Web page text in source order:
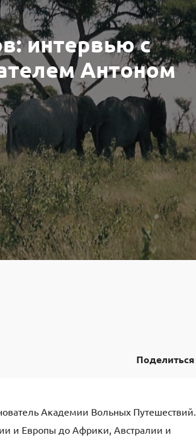
интервью с
Антоном
Поделиться
Академии Вольных Путешествий.
и Европы до Африки, Австралии и